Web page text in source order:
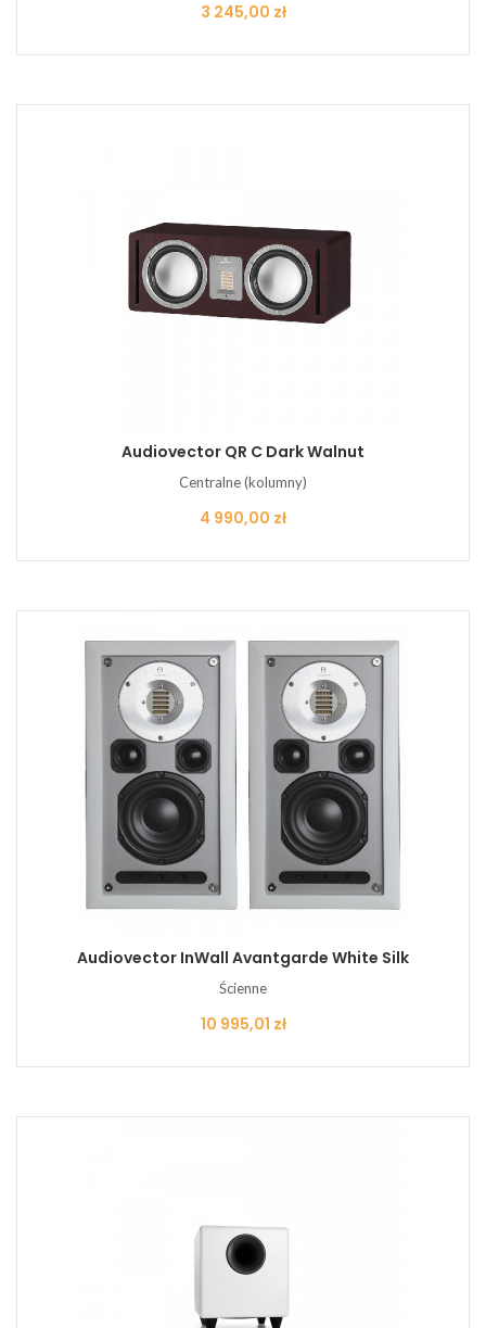
Cena
3 245,00 zł
Audiovector QR C Dark Walnut
Centralne (kolumny)
Cena
4 990,00 zł
Audiovector InWall Avantgarde White Silk
Ścienne
Cena
10 995,01 zł